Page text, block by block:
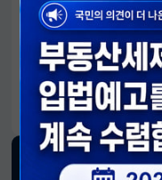
알림판
국민이 만든 대전환의 길